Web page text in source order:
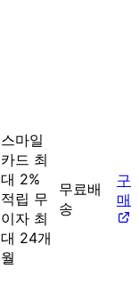
스마일
카드 최
대 2%
적립 무
이자 최
대 24개
월
무료배
송
구
매